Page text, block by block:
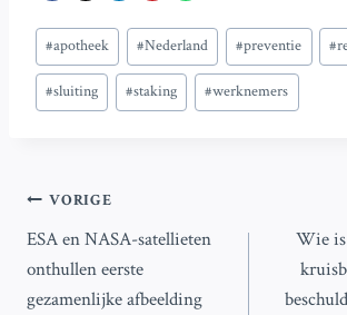
Bericht
tags:
#apotheek #Nederland #preventie #
#sluiting #staking #werknemers
Bericht
navigatie
VORIGE
ESA en NASA-satellieten
onthullen eerste
gezamenlijke afbeelding
Wie